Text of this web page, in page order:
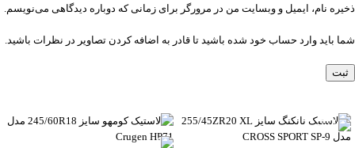
ذخیره نام، ایمیل و وبسایت من در مرورگر برای زمانی که دوباره دیدگاهی می‌نویسم.
شما باید وارد حساب خود شده باشید تا قادر به اضافه کردن تصاویر در نظرات باشید.
-6%